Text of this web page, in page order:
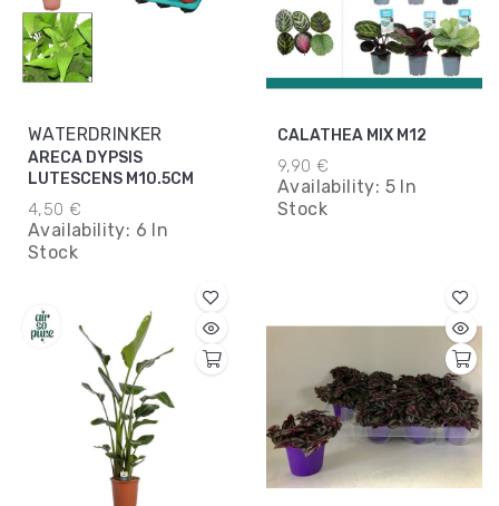
WATERDRINKER
ARECA DYPSIS
LUTESCENS M10.5CM
4,50 €
Availability: 6 In
Stock
CALATHEA MIX M12
9,90 €
Availability: 5 In
Stock